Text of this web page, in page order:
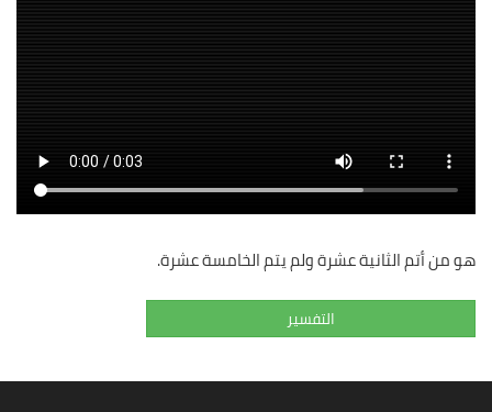
هو من أتم الثانية عشرة ولم يتم الخامسة عشرة.